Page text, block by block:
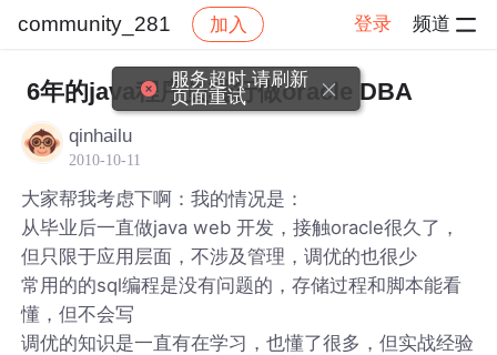
community_281 加入 登录 频道
社区 community_281 帖子详情
6年的java程序员转行做oracle DBA
qinhailu
2010-10-11
大家帮我考虑下啊：我的情况是：
从毕业后一直做java web 开发，接触oracle很久了，
但只限于应用层面，不涉及管理，调优的也很少
常用的的sql编程是没有问题的，存储过程和脚本能看
懂，但不会写
调优的知识是一直有在学习，也懂了很多，但实战经验
服务超时,请刷新
页面重试